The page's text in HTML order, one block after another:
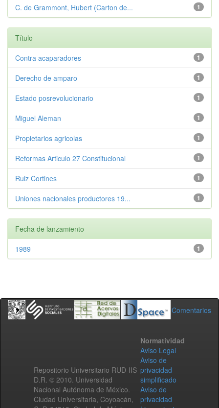
1
C. de Grammont, Hubert (Carton de...
Título
1
Contra acaparadores
1
Derecho de amparo
1
Estado posrevolucionario
1
Miguel Aleman
1
Propietarios agricolas
1
Reformas Articulo 27 Constitucional
1
Ruiz Cortines
1
Uniones nacionales productores 19...
Fecha de lanzamiento
1
1989
Comentarios
Repositorio Universitario RUD-IIS
D.R. © 2010. Universidad
Nacional Autónoma de México.
Ciudad Universitaria, Coyoacán,
Normatividad
Aviso Legal
Aviso de
privacidad
simplificado
Aviso de
privacidad